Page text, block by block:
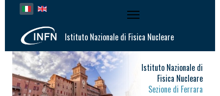
Seleziona la tua lingua
Istituto Nazionale di Fisica Nucleare
Istituto Nazionale di
Fisica Nucleare
Sezione di Ferrara